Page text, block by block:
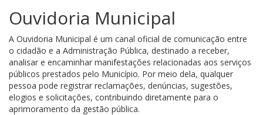
Ouvidoria Municipal
A Ouvidoria Municipal é um canal oficial de comunicação entre
o cidadão e a Administração Pública, destinado a receber,
analisar e encaminhar manifestações relacionadas aos serviços
públicos prestados pelo Município. Por meio dela, qualquer
pessoa pode registrar reclamações, denúncias, sugestões,
elogios e solicitações, contribuindo diretamente para o
aprimoramento da gestão pública.